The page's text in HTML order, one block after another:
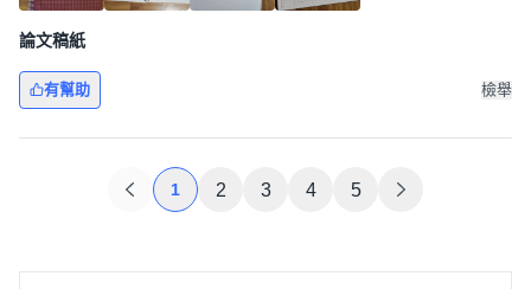
論文稿紙
有幫助 檢舉
1 2 3 4 5